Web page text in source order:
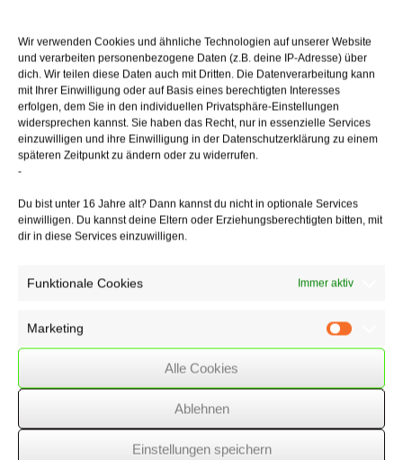
Wir verwenden Cookies und ähnliche Technologien auf unserer Website
und verarbeiten personenbezogene Daten (z.B. deine IP-Adresse) über
dich. Wir teilen diese Daten auch mit Dritten. Die Datenverarbeitung kann
mit Ihrer Einwilligung oder auf Basis eines berechtigten Interesses
erfolgen, dem Sie in den individuellen Privatsphäre-Einstellungen
widersprechen kannst. Sie haben das Recht, nur in essenzielle Services
einzuwilligen und ihre Einwilligung in der Datenschutzerklärung zu einem
späteren Zeitpunkt zu ändern oder zu widerrufen.
-
Du bist unter 16 Jahre alt? Dann kannst du nicht in optionale Services
einwilligen. Du kannst deine Eltern oder Erziehungsberechtigten bitten, mit
dir in diese Services einzuwilligen.
Funktionale Cookies Immer aktiv
Marketing
Alle Cookies
Ablehnen
Einstellungen speichern
die Verfassungsmäßigkeit
des Rechnungszinsfußes einzuholen.
Anmerkung:Je höher der Rechnungszinsfuß, desto weniger darf
ein Unternehmen der Pensionsrückstellung zuführen. Folge ist eine
höhere steuerliche Belastung. Im vorgelegten Verfahren verminderte
sich
die handelsbilanzielle Rückstellung (Zinsfuß 3,89 %) in der
um ca. 2,4 Mio. €.
05/06/2018 GmbH ,
Überden Autor
Bundesfinanzministerium äußert sich zur vorteilhafteren